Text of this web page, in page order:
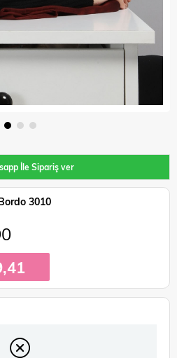
İle Sipariş ver
3010